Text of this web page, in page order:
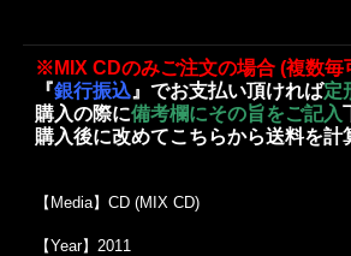
※MIX CDのみご注文の場合 (複数
『銀行振込 』でお支払い頂ければ定
購入の際に備考欄にその旨をご記入
購入後に改めてこちらから送料を
【Media】CD (MIX CD)
【Year】2011